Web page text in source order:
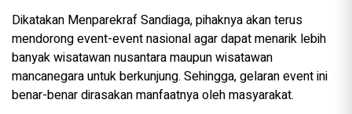
Dikatakan Menparekraf Sandiaga, pihaknya akan terus
mendorong event-event nasional agar dapat menarik lebih
banyak wisatawan nusantara maupun wisatawan
mancanegara untuk berkunjung. Sehingga, gelaran event ini
benar-benar dirasakan manfaatnya oleh masyarakat.